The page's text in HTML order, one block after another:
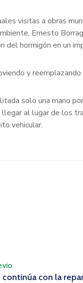
visitas a obras
Ernesto
del hormigón en un
y
solo una mano
llegar al lugar de los
vehicular.
continúa con la